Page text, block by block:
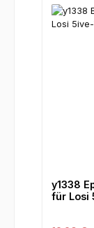
y1338
für Losi